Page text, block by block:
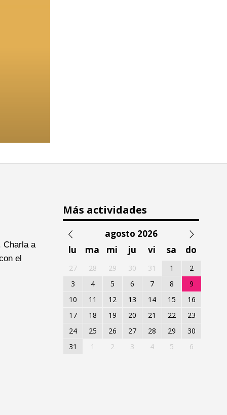
Charla a
el
Más actividades
agosto 2026
lu
ma mi ju vi sa do
27 28 29 30 31 1
2
3
4 5 6 7 8
9
10
11 12 13 14 15
16
17
18 19 20 21 22
23
24
25 26 27 28 29
30
31
1 2 3 4 5 6